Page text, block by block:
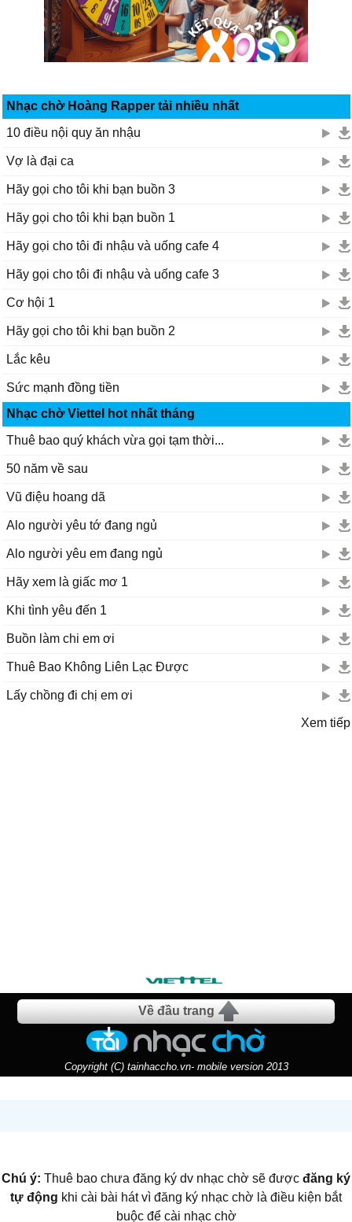
Nhạc chờ Hoàng Rapper tải nhiều nhất
10 điều nội quy ăn nhậu
Vợ là đại ca
Hãy gọi cho tôi khi bạn buồn 3
Hãy gọi cho tôi khi bạn buồn 1
Hãy gọi cho tôi đi nhậu và uống cafe 4
Hãy gọi cho tôi đi nhậu và uống cafe 3
Cơ hội 1
Hãy gọi cho tôi khi bạn buồn 2
Lắc kêu
Sức mạnh đồng tiền
Nhạc chờ Viettel hot nhất tháng
Thuê bao quý khách vừa gọi tạm thời...
50 năm về sau
Vũ điệu hoang dã
Alo người yêu tớ đang ngủ
Alo người yêu em đang ngủ
Hãy xem là giấc mơ 1
Khi tình yêu đến 1
Buồn làm chi em ơi
Thuê Bao Không Liên Lạc Được
Lấy chồng đi chị em ơi
Xem tiếp
Về đầu trang
Copyright (C) tainhaccho.vn- mobile version 2013
Chú ý: Thuê bao chưa đăng ký dv nhạc chờ sẽ được đăng ký
tự động khi cài bài hát vì đăng ký nhạc chờ là điều kiện bắt
buộc để cài nhạc chờ